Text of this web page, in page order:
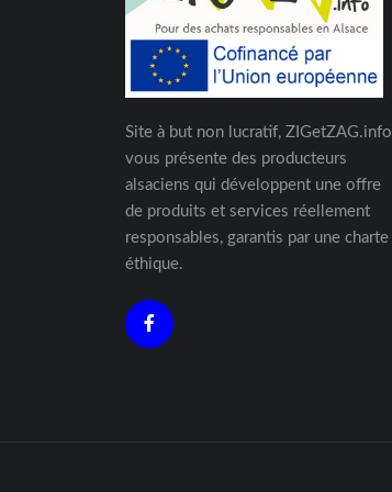
Site à but non lucratif, ZIGetZAG.info
vous présente des producteurs
alsaciens qui développent une offre
de produits et services réellement
responsables, garantis par une charte
éthique.